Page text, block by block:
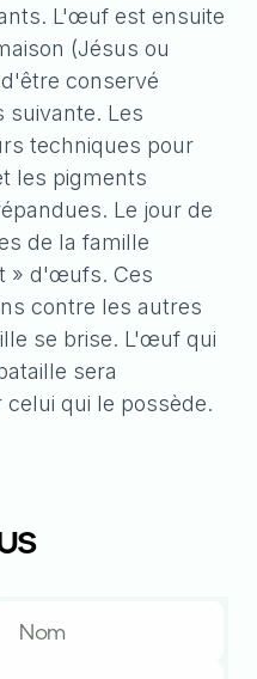
L'œuf est ensuite
(Jésus ou
conservé
suivante. Les
techniques pour
les pigments
Le jour de
de la famille
» d'œufs. Ces
contre les autres
se brise. L'œuf qui
sera
qui le possède.